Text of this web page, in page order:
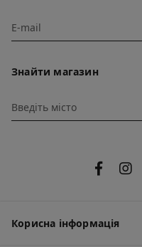
Знайти магазин
Корисна інформація